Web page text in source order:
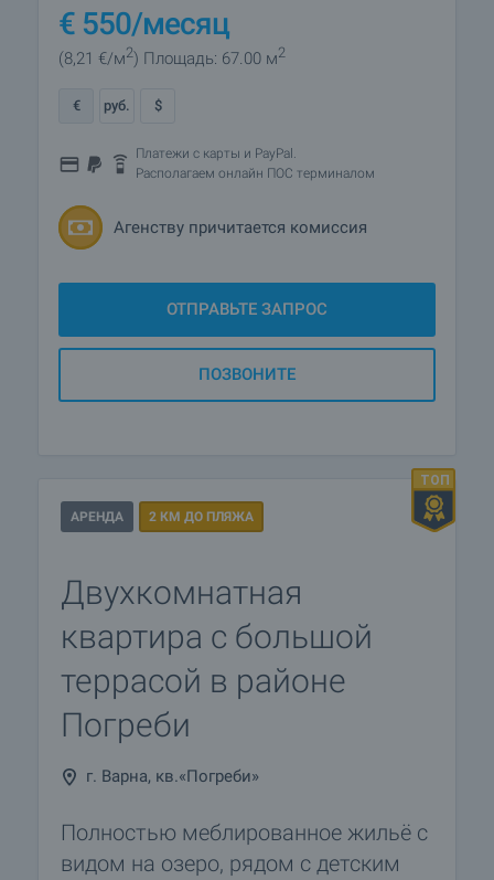
€ 550/месяц
(8,21 €/м2) Площадь: 67.00 м2
€ руб. $
Платежи с карты и PayPal.
Располагаем онлайн ПОС терминалом
Агенству причитается комиссия
ОТПРАВЬТЕ ЗАПРОС
ПОЗВОНИТЕ
АРЕНДА 2 КМ ДО ПЛЯЖА
Двухкомнатная
квартира с большой
террасой в районе
Погреби
г. Варна, кв.«Погреби»
Полностью меблированное жильё с
видом на озеро, рядом с детским